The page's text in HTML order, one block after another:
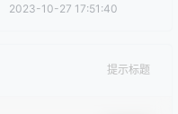
2023-10-27 17:51:40
提示标题